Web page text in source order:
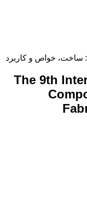
ساخت، خواص و کاربرد
The 9th